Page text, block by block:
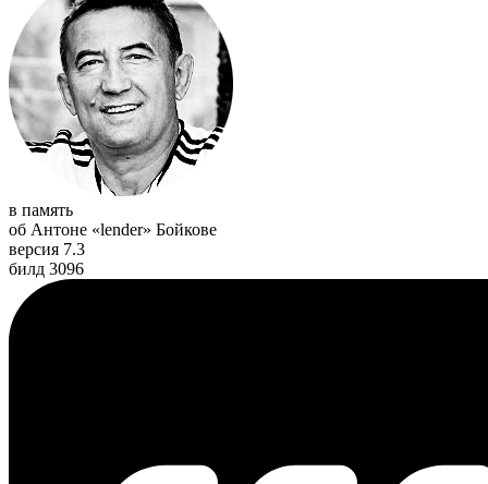
в память
об Антоне «lender» Бойкове
версия 7.3
билд 3096